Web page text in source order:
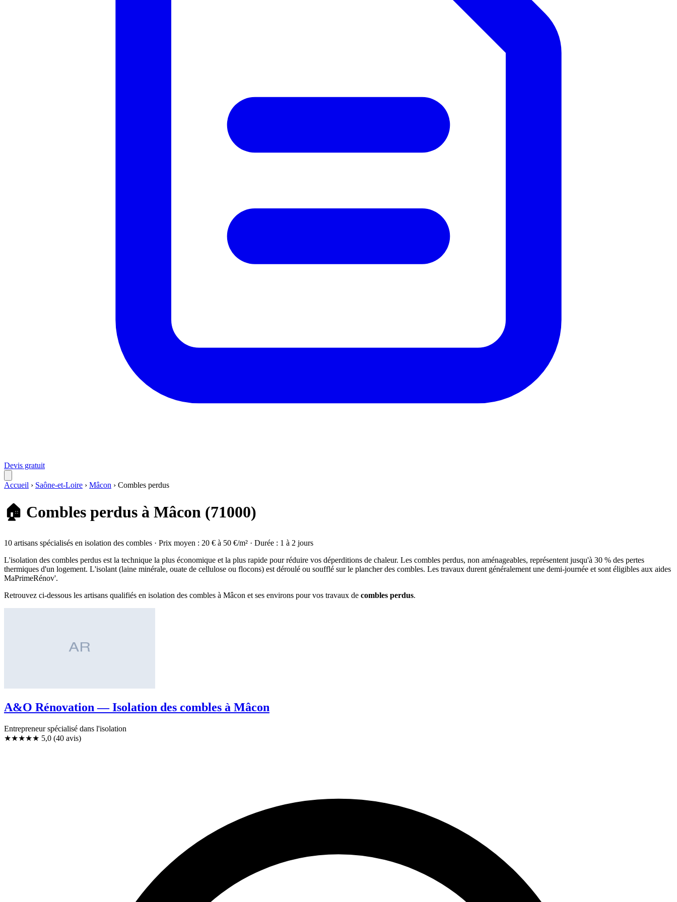
Devis gratuit
Accueil › Saône-et-Loire › Mâcon › Combles perdus
🏠 Combles perdus à Mâcon (71000)
10 artisans spécialisés en isolation des combles · Prix moyen : 20 € à 50 €/m² · Durée : 1 à 2 jours
L'isolation des combles perdus est la technique la plus économique et la plus rapide pour réduire vos déperditions de chaleur. Les combles perdus, non aménageables, représentent jusqu'à 30 % des pertes
thermiques d'un logement. L'isolant (laine minérale, ouate de cellulose ou flocons) est déroulé ou soufflé sur le plancher des combles. Les travaux durent généralement une demi-journée et sont éligibles aux aides
MaPrimeRénov'.
Retrouvez ci-dessous les artisans qualifiés en isolation des combles à Mâcon et ses environs pour vos travaux de combles perdus.
A&O Rénovation — Isolation des combles à Mâcon
Entrepreneur spécialisé dans l'isolation
★★★★★ 5,0 (40 avis)